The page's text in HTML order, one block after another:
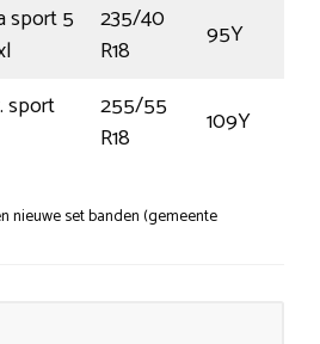
sport 5
235/40
R18
95Y
sport
255/55
R18
109Y
nieuwe set banden (gemeente